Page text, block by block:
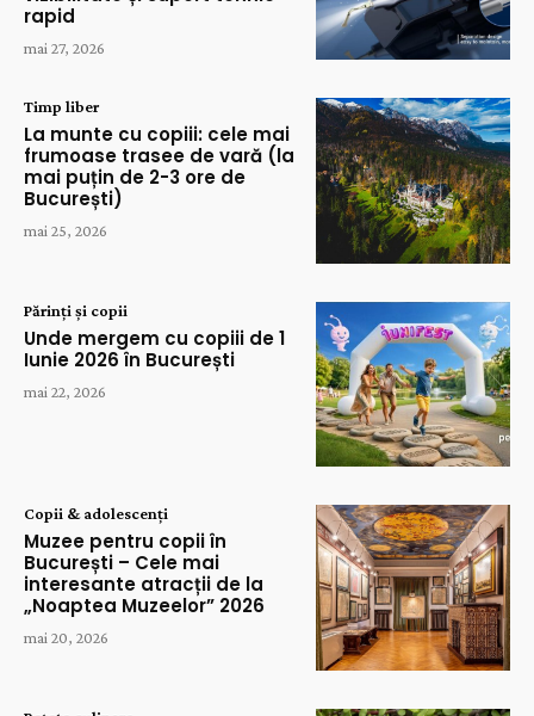
rapid
mai 27, 2026
Timp liber
La munte cu copiii: cele mai
frumoase trasee de vară (la
mai puțin de 2-3 ore de
București)
mai 25, 2026
Părinți și copii
Unde mergem cu copiii de 1
Iunie 2026 în București
mai 22, 2026
Copii & adolescenți
Muzee pentru copii în
București – Cele mai
interesante atracții de la
„Noaptea Muzeelor” 2026
mai 20, 2026